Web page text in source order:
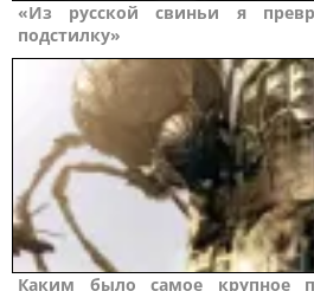
«Из русской свиньи я
подстилку»
Каким было самое крупное